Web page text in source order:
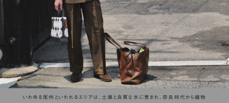
いわゆる尾州といわれるエリアは、土壌と良質な水に恵まれ、奈良時代から織物